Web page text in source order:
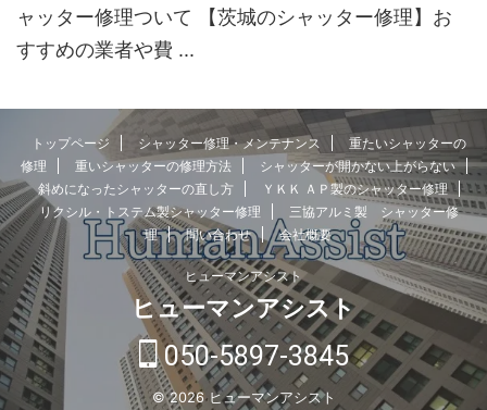
ャッター修理ついて 【茨城のシャッター修理】お
すすめの業者や費 ...
トップページ シャッター修理・メンテナンス
重たいシャッターの
修理
重いシャッターの修理方法
シャッターが開かない上がらない
斜めになったシャッターの直し方
ＹＫＫ ＡＰ製のシャッター修理
リクシル・トステム製シャッター修理
三協アルミ製 シャッター修
理
問い合わせ 会社概要
ヒューマンアシスト
ヒューマンアシスト
050-5897-3845
© 2026 ヒューマンアシスト